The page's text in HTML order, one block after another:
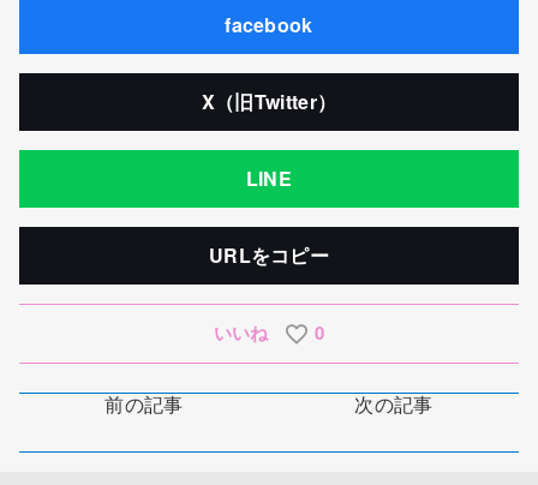
facebook
X（旧Twitter）
LINE
URLをコピー
いいね 0
前の記事 次の記事